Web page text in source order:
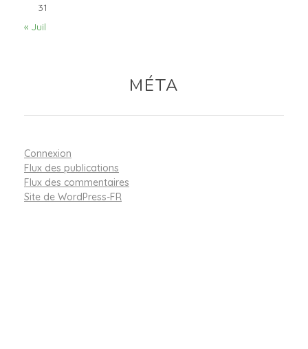
31
« Juil
MÉTA
Connexion
Flux des publications
Flux des commentaires
Site de WordPress-FR